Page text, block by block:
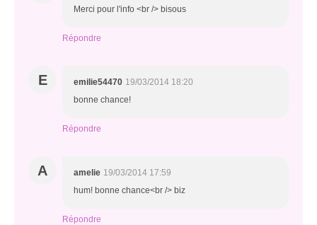
Merci pour l'info <br /> bisous
Répondre
E emilie54470 19/03/2014 18:20
bonne chance!
Répondre
A amelie 19/03/2014 17:59
hum! bonne chance<br /> biz
Répondre